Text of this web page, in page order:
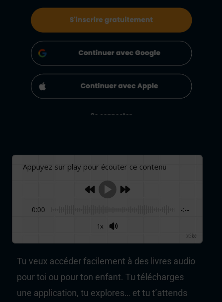
Appuyez sur play pour écouter ce contenu
0:00 -:--
1x
GSpeech
Tu veux accéder facilement à des livres audio
pour toi ou pour ton enfant. Tu télécharges
une application, tu explores… et tu t’attends